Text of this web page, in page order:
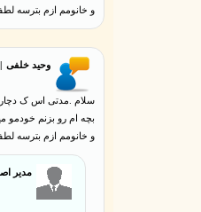
و خانومم ازم بترسه
وحید خلفی
سلام .مدتی اس ک دچار
بچه ام رو بزنم خودمو
و خانومم ازم بترسه
مدیر